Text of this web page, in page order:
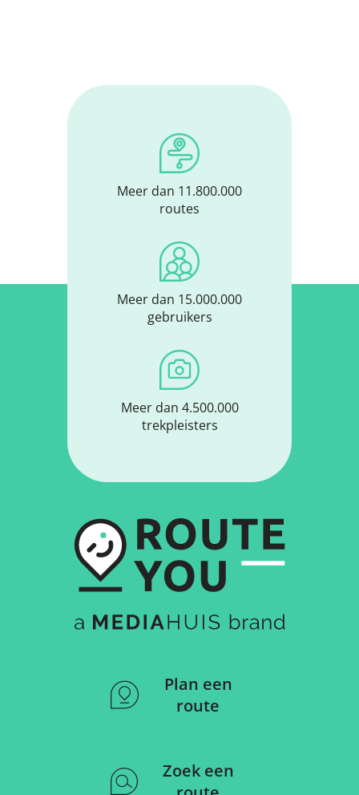
Meer dan 11.800.000
routes
Meer dan 15.000.000
gebruikers
Meer dan 4.500.000
trekpleisters
Plan een
route
Zoek een